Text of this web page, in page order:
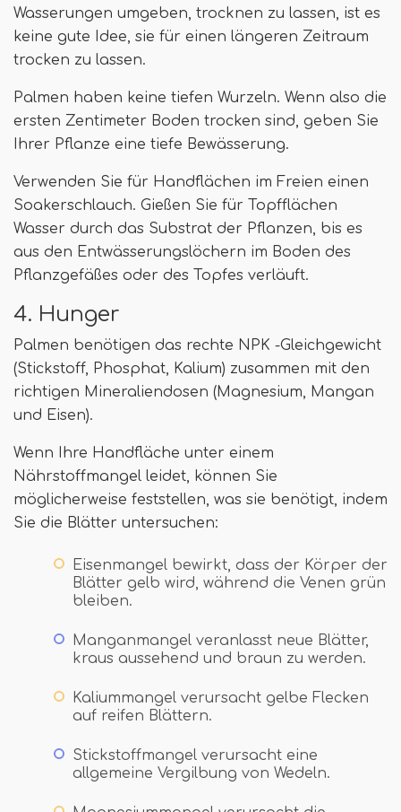
Wasserungen umgeben, trocknen zu lassen, ist es
keine gute Idee, sie für einen längeren Zeitraum
trocken zu lassen.
Palmen haben keine tiefen Wurzeln. Wenn also die
ersten Zentimeter Boden trocken sind, geben Sie
Ihrer Pflanze eine tiefe Bewässerung.
Verwenden Sie für Handflächen im Freien einen
Soakerschlauch. Gießen Sie für Topfflächen
Wasser durch das Substrat der Pflanzen, bis es
aus den Entwässerungslöchern im Boden des
Pflanzgefäßes oder des Topfes verläuft.
4. Hunger
Palmen benötigen das rechte NPK -Gleichgewicht
(Stickstoff, Phosphat, Kalium) zusammen mit den
richtigen Mineraliendosen (Magnesium, Mangan
und Eisen).
Wenn Ihre Handfläche unter einem
Nährstoffmangel leidet, können Sie
möglicherweise feststellen, was sie benötigt, indem
Sie die Blätter untersuchen:
Eisenmangel bewirkt, dass der Körper der
Blätter gelb wird, während die Venen grün
bleiben.
Manganmangel veranlasst neue Blätter,
kraus aussehend und braun zu werden.
Kaliummangel verursacht gelbe Flecken
auf reifen Blättern.
Stickstoffmangel verursacht eine
allgemeine Vergilbung von Wedeln.